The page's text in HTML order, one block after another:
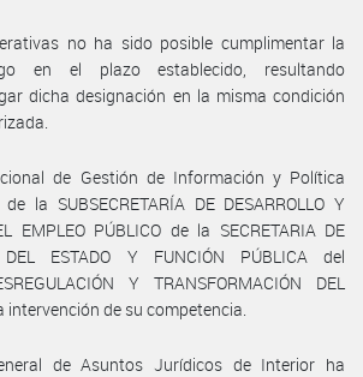
no ha sido posible cumplimentar la
en el plazo establecido, resultando
dicha designación en la misma condición
de Gestión de Información y Política
la SUBSECRETARÍA DE DESARROLLO Y
EMPLEO PÚBLICO de la SECRETARIA DE
DEL ESTADO Y FUNCIÓN PÚBLICA del
Y TRANSFORMACIÓN DEL
intervención de su competencia.
de Asuntos Jurídicos de Interior ha